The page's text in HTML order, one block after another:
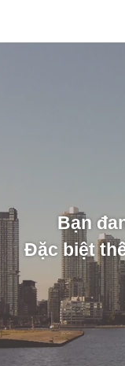
Bạn
Đặc biệt